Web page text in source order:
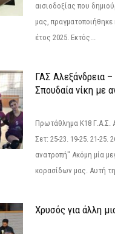
αισιοδοξίας που
μας,
έτος 2025. Εκτός...
ΓΑΣ Αλεξάνδρεια
Σπουδαία νίκη με
Πρωτάθλημα Κ18 Γ.Α.Σ.
Σετ: 25-23. 19-25. 21-25.
ανατροπή" Ακόμη μία
κορασίδων μας. Αυτή
Χρυσός για άλλη